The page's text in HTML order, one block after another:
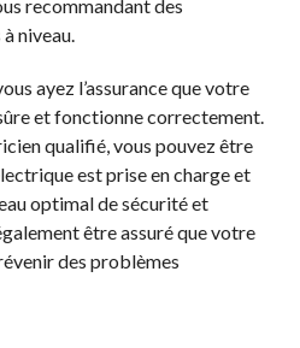
recommandant des
niveau.
ayez l’assurance que votre
et fonctionne correctement.
qualifié, vous pouvez être
est prise en charge et
optimal de sécurité et
être assuré que votre
des problèmes